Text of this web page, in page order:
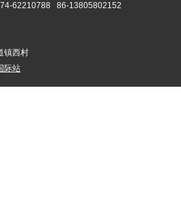
62210788 86-13805802152
镇西村
际站